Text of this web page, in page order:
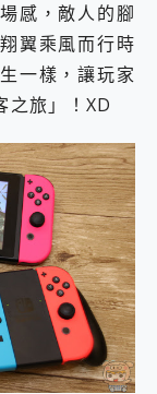
感，敵人的腳
翼乘風而行時
一樣，讓玩家
之旅」！XD